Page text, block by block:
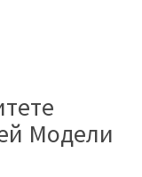
Модели